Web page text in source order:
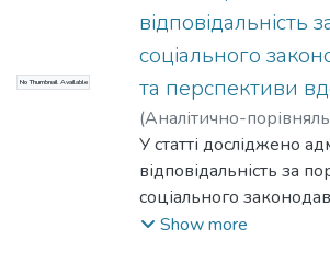
No Thumbnail Available
відповідальність
соціального
та перспективи
(Аналітично-
правознавство,2025)
Іванович;Ігонін Роман
У статті досліджено
відповідальність за
соціального
урахуванням останніх
Show more